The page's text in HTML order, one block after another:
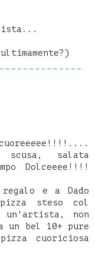
scusa, salata
Dolceeee!!!!
e a Dado
steso col
non
bel 10+ pure
cuoriciosa